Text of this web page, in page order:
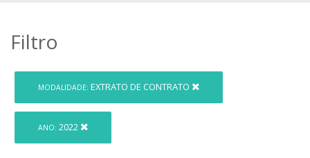
Filtro
MODALIDADE: EXTRATO DE CONTRATO
ANO: 2022